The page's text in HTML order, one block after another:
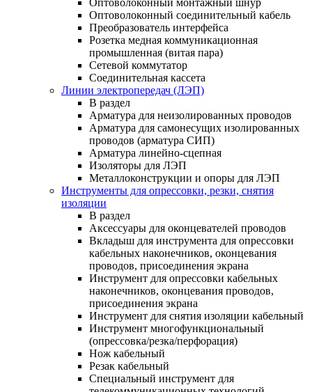
Оптоволоконный соединительный кабель
Преобразователь интерфейса
Розетка медная коммуникационная
промышленная (витая пара)
Сетевой коммутатор
Соединительная кассета
Линии электропередач (ЛЭП)
В раздел
Арматура для неизолированных проводов
Арматура для самонесущих изолированных
проводов (арматура СИП)
Арматура линейно-сцепная
Изоляторы для ЛЭП
Металлоконструкции и опоры для ЛЭП
Инструменты для опрессовки, резки, снятия
изоляции
В раздел
Аксессуары для оконцевателей проводов
Вкладыш для инструмента для опрессовки
кабельных наконечников, оконцевания
проводов, присоединения экрана
Инструмент для опрессовки кабельных
наконечников, оконцевания проводов,
присоединения экрана
Инструмент для снятия изоляции кабельный
Инструмент многофункциональный
(опрессовка/резка/перфорация)
Нож кабельный
Резак кабельный
Специальный инструмент для